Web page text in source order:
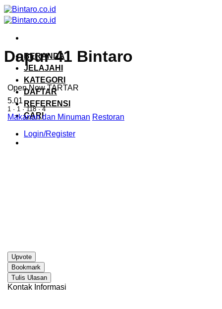
Skip
to
content
BERANDA
JELAJAHI
KATEGORI
DAFTAR
REFERENSI
CARI
Login/Register
Dapur 41 Bintaro
Open Now TARTAR
5.01
1 · 1 ·118·4
Makanan dan Minuman Restoran
Upvote
Bookmark
Tulis Ulasan
Kontak Informasi